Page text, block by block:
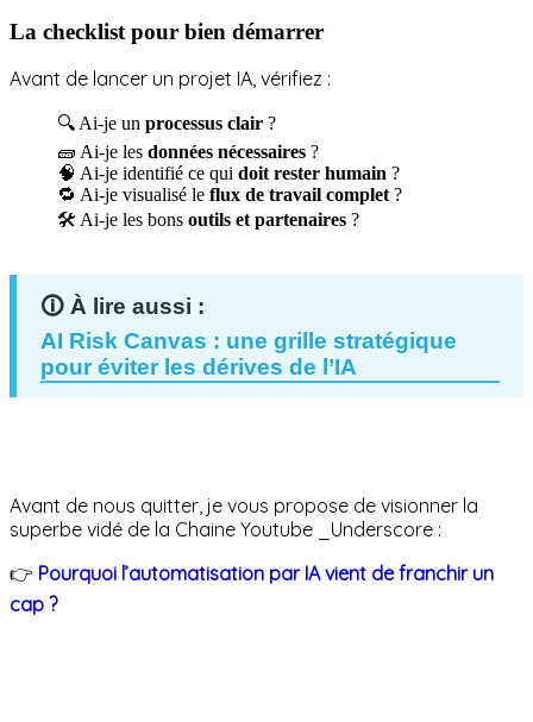
La checklist pour bien démarrer
Avant de lancer un projet IA, vérifiez :
🔍 Ai-je un processus clair ?
🧱 Ai-je les données nécessaires ?
🧠 Ai-je identifié ce qui doit rester humain ?
🔁 Ai-je visualisé le flux de travail complet ?
🛠 Ai-je les bons outils et partenaires ?
AI Risk Canvas : une grille stratégique
pour éviter les dérives de l’IA
Avant de nous quitter, je vous propose de visionner la
superbe vidé de la Chaine Youtube _Underscore :
👉 Pourquoi l’automatisation par IA vient de franchir un
cap ?